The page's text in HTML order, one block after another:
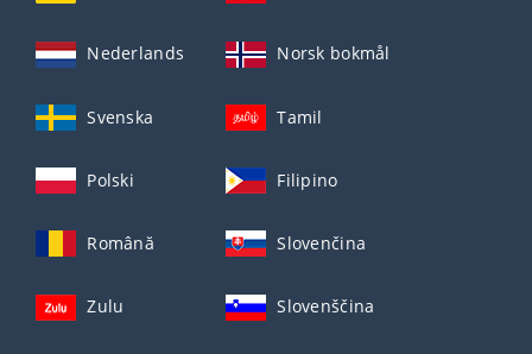
Nederlands Norsk bokmål
Svenska Tamil
Polski Filipino
Română Slovenčina
Zulu Slovenščina